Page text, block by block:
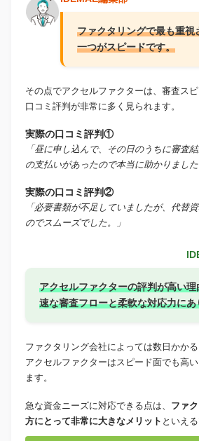
ファクタリングで最も重視
一つがスピードです。
その点でアクセルファクターは、審査ス
口コミ評判が非常に多く見られます。
実際の口コミ評判①
「昼に申し込んで、その日のうちに審査
の支払いがあったので本当に助かりました
実際の口コミ評判②
「必要書類が不足していましたが、代替
のでスムーズでした。」
アクセルファクターの評判が高い理
速な審査フローと柔軟な対応力にあ
ファクタリング会社によっては数日かかる
アクセルファクターはスピード面でも高
ます。
急な資金ニーズに対応できる点は、 ファ
方にとって非常に大きなメリット といえる